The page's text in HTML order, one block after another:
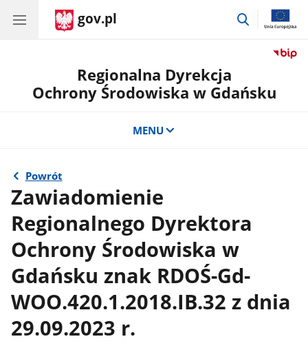
gov.pl
przejdź
Regionalna Dyrekcja
Ochrony Środowiska w Gdańsku
MENU
Powrót
Zawiadomienie
Regionalnego Dyrektora
Ochrony Środowiska w
Gdańsku znak RDOŚ-Gd-
WOO.420.1.2018.IB.32 z dnia
29.09.2023 r.